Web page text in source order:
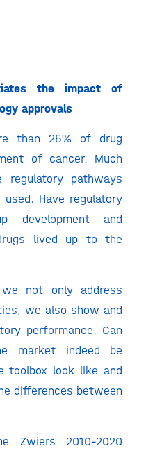
the impact of
approvals
than 25% of drug
of cancer. Much
pathways
Have regulatory
development and
lived up to the
not only address
we also show and
performance. Can
indeed be
toolbox look like and
differences between
Zwiers 2010-2020